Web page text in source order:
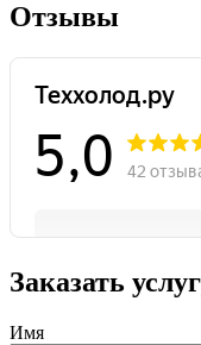
Отзывы
Заказать
Имя